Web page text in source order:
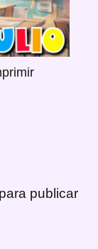
para publicar